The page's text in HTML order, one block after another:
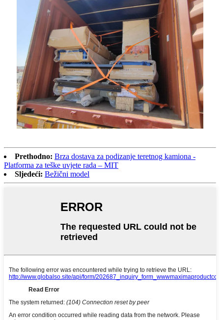
Prethodno: Brza dostava za podizanje teretnog kamiona -
Platforma za teške uvjete rada – MIT
Sljedeći: Bežični model